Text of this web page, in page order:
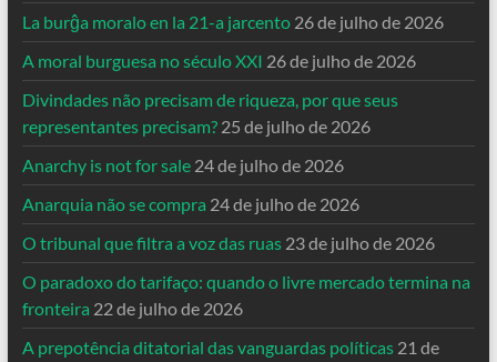
La burĝa moralo en la 21-a jarcento 26 de julho de 2026
A moral burguesa no século XXI 26 de julho de 2026
Divindades não precisam de riqueza, por que seus
representantes precisam? 25 de julho de 2026
Anarchy is not for sale 24 de julho de 2026
Anarquia não se compra 24 de julho de 2026
O tribunal que filtra a voz das ruas 23 de julho de 2026
O paradoxo do tarifaço: quando o livre mercado termina na
fronteira 22 de julho de 2026
A prepotência ditatorial das vanguardas políticas 21 de